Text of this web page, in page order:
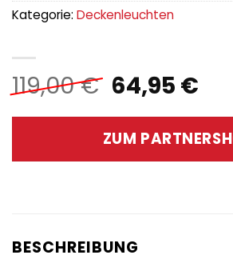
119,00€
Preis
war:
119,00 €
64,95 €
ist:
ZUM
Kategorie: Deckenleuchten
BESCHREIBUNG